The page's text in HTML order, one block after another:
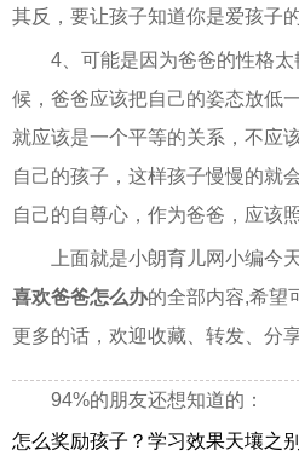
其反，要让孩子知道你是爱孩子的
4、可能是因为爸爸的性格
候，爸爸应该把自己的姿态放低
就应该是一个平等的关系，不应
自己的孩子，这样孩子慢慢的就
自己的自尊心，作为爸爸，应该
上面就是小朗育儿网小编今
喜欢爸爸怎么办的全部内容,希望
更多的话，欢迎收藏、转发、分享
94%的朋友还想知道的：
怎么奖励孩子？学习效果天壤之别